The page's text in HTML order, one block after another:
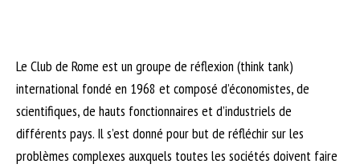
Le Club de Rome est un groupe de réflexion (think tank)
international fondé en 1968 et composé d’économistes, de
scientifiques, de hauts fonctionnaires et d’industriels de
différents pays. Il s’est donné pour but de réfléchir sur les
problèmes complexes auxquels toutes les sociétés doivent faire